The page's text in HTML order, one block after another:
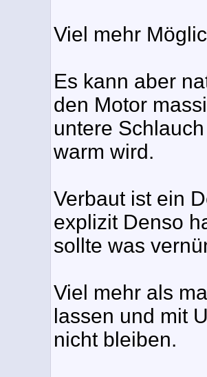
Viel mehr
Es kann aber
den Motor
untere
warm wird.
Verbaut ist ein
explizit Denso
sollte was
Viel mehr als
lassen und mit
nicht bleiben.